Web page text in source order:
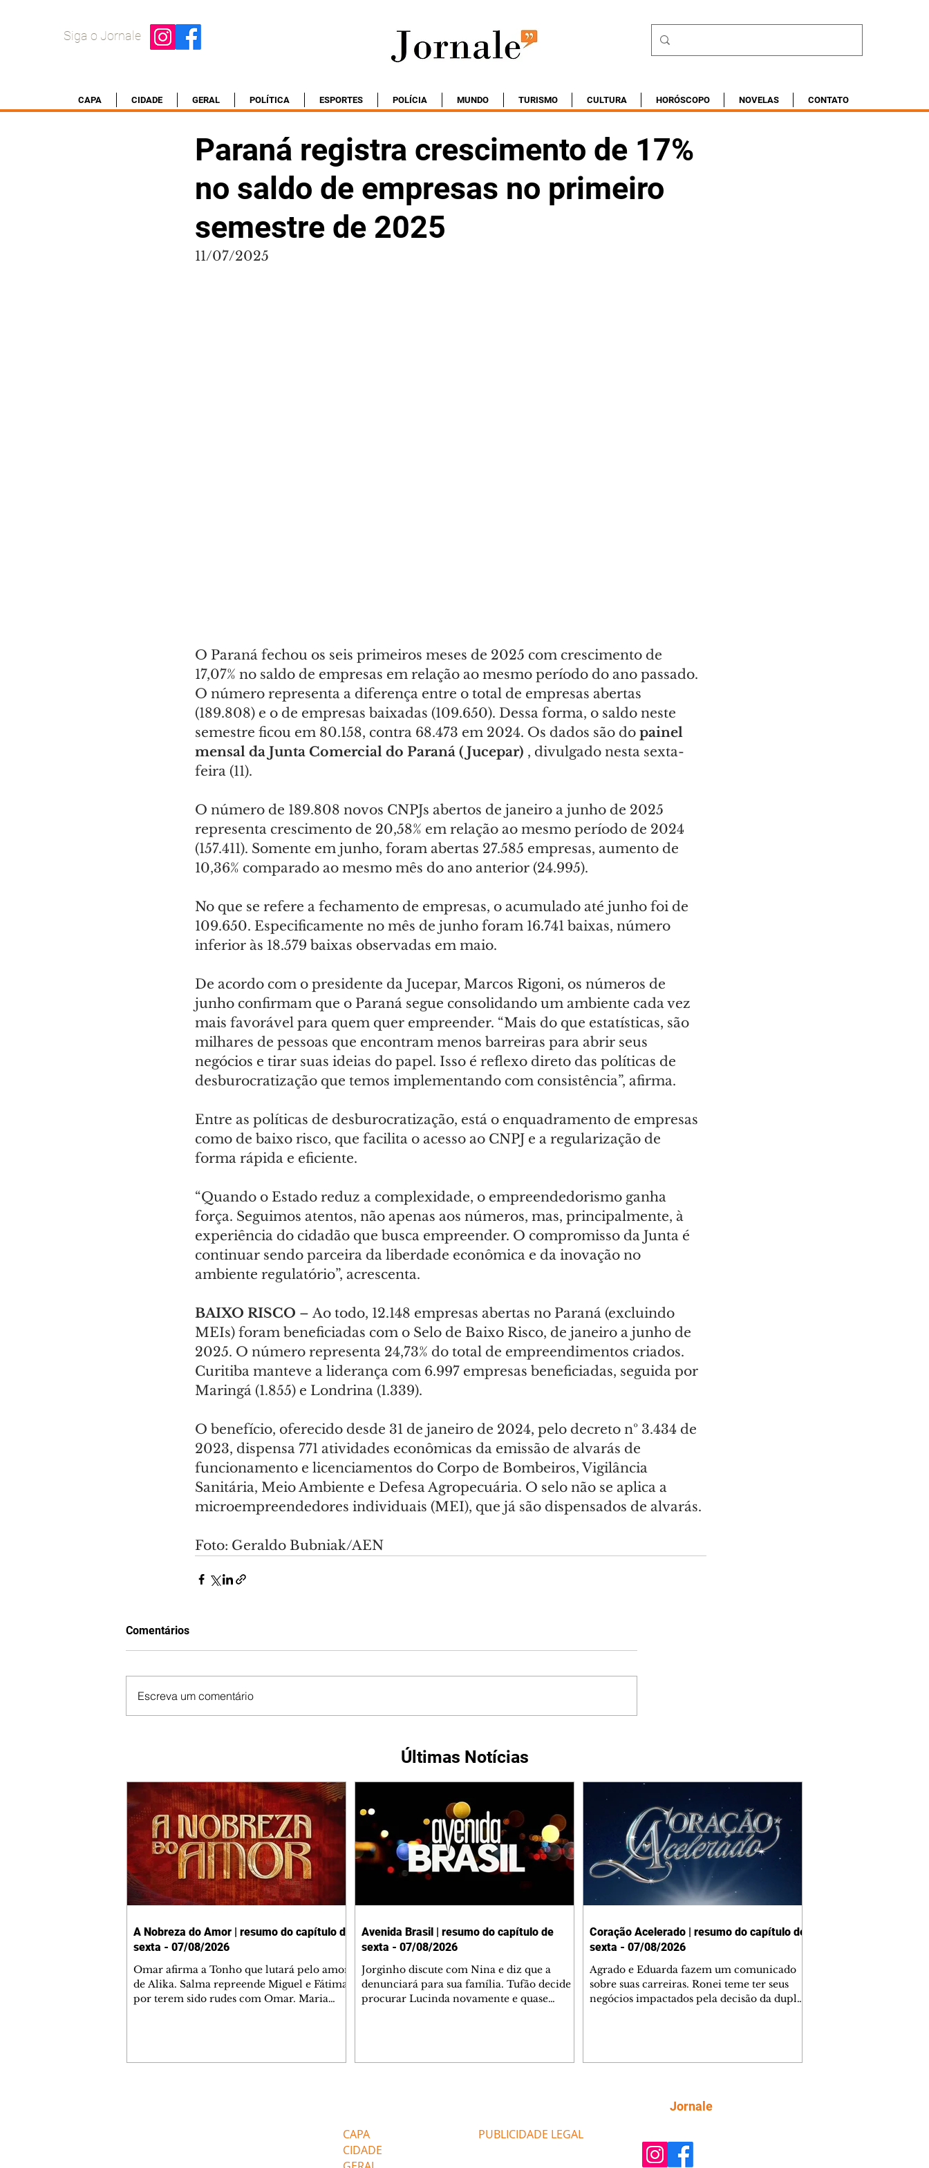
Siga o Jornale
CAPA CIDADE GERAL POLÍTICA ESPORTES POLÍCIA MUNDO TURISMO CULTURA HORÓSCOPO NOVELAS CONTATO
Paraná registra crescimento de 17%
no saldo de empresas no primeiro
semestre de 2025
11/07/2025
O Paraná fechou os seis primeiros meses de 2025 com crescimento de
17,07% no saldo de empresas em relação ao mesmo período do ano passado.
O número representa a diferença entre o total de empresas abertas
(189.808) e o de empresas baixadas (109.650). Dessa forma, o saldo neste
semestre ficou em 80.158, contra 68.473 em 2024. Os dados são do painel
mensal da Junta Comercial do Paraná (Jucepar) , divulgado nesta sexta-
feira (11).
O número de 189.808 novos CNPJs abertos de janeiro a junho de 2025
representa crescimento de 20,58% em relação ao mesmo período de 2024
(157.411). Somente em junho, foram abertas 27.585 empresas, aumento de
10,36% comparado ao mesmo mês do ano anterior (24.995).
No que se refere a fechamento de empresas, o acumulado até junho foi de
109.650. Especificamente no mês de junho foram 16.741 baixas, número
inferior às 18.579 baixas observadas em maio.
De acordo com o presidente da Jucepar, Marcos Rigoni, os números de
junho confirmam que o Paraná segue consolidando um ambiente cada vez
mais favorável para quem quer empreender. “Mais do que estatísticas, são
milhares de pessoas que encontram menos barreiras para abrir seus
negócios e tirar suas ideias do papel. Isso é reflexo direto das políticas de
desburocratização que temos implementando com consistência”, afirma.
Entre as políticas de desburocratização, está o enquadramento de empresas
como de baixo risco, que facilita o acesso ao CNPJ e a regularização de
forma rápida e eficiente.
“Quando o Estado reduz a complexidade, o empreendedorismo ganha
força. Seguimos atentos, não apenas aos números, mas, principalmente, à
experiência do cidadão que busca empreender. O compromisso da Junta é
continuar sendo parceira da liberdade econômica e da inovação no
ambiente regulatório”, acrescenta.
BAIXO RISCO – Ao todo, 12.148 empresas abertas no Paraná (excluindo
MEIs) foram beneficiadas com o Selo de Baixo Risco, de janeiro a junho de
2025. O número representa 24,73% do total de empreendimentos criados.
Curitiba manteve a liderança com 6.997 empresas beneficiadas, seguida por
Maringá (1.855) e Londrina (1.339).
O benefício, oferecido desde 31 de janeiro de 2024, pelo decreto nº 3.434 de
2023, dispensa 771 atividades econômicas da emissão de alvarás de
funcionamento e licenciamentos do Corpo de Bombeiros, Vigilância
Sanitária, Meio Ambiente e Defesa Agropecuária. O selo não se aplica a
microempreendedores individuais (MEI), que já são dispensados de alvarás.
Foto: Geraldo Bubniak/AEN
Comentários
Escreva um comentário
Últimas Notícias
A Nobreza do Amor | resumo do capítulo de
sexta - 07/08/2026
Omar afirma a Tonho que lutará pelo amor
de Alika. Salma repreende Miguel e Fátima
por terem sido rudes com Omar. Maria
Avenida Brasil | resumo do capítulo de
sexta - 07/08/2026
Jorginho discute com Nina e diz que a
denunciará para sua família. Tufão decide
procurar Lucinda novamente e quase
Max estavam envolvidos na tentativa de
assalto à
Coração Acelerado | resumo do capítulo de
sexta - 07/08/2026
Agrado e Eduarda fazem um comunicado
sobre suas carreiras. Ronei teme ter seus
negócios impactados pela decisão da dupla.
que se mudará de país, e Eduarda se
preocupa com Sol. Palhares desconfia de
CAPA
CIDADE
PUBLICIDADE LEGAL
Jornale